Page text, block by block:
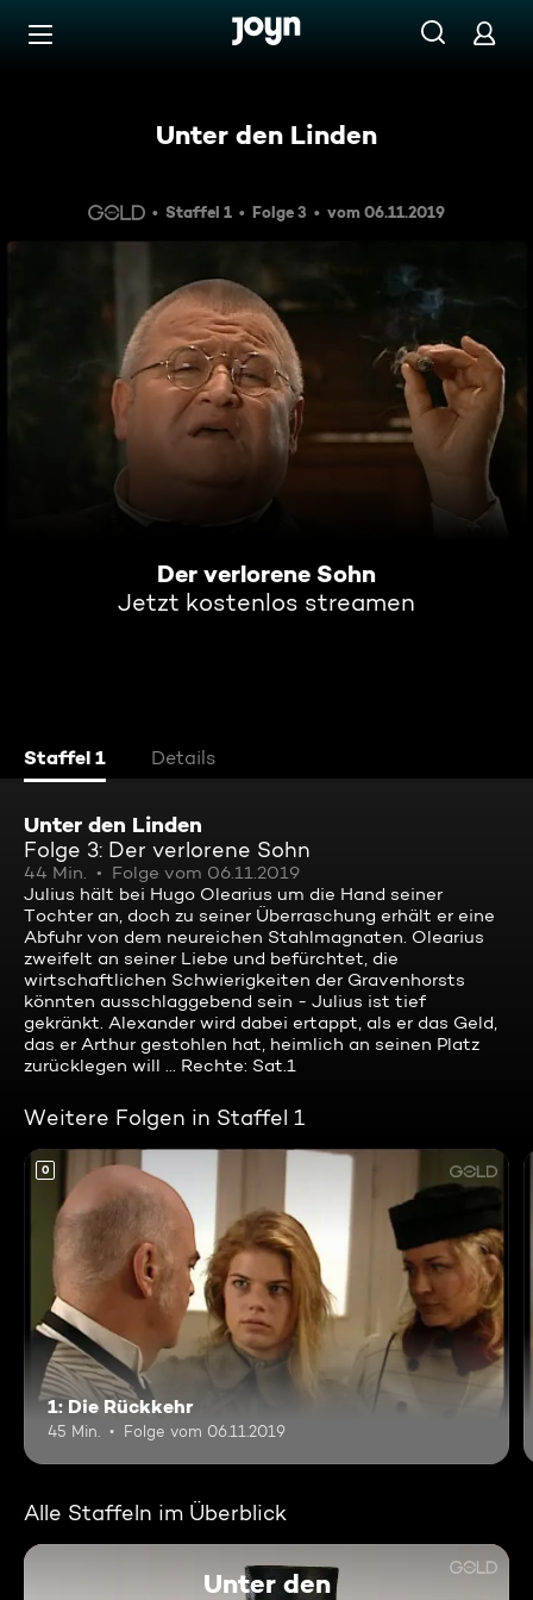
Zum Inhalt springen
Unter den Linden
Staffel 1 Folge 3 vom 06.11.2019
Der verlorene Sohn
Jetzt kostenlos streamen
Staffel 1 Details
Unter den Linden
Folge 3: Der verlorene Sohn
44 Min.
Folge vom 06.11.2019
Julius hält bei Hugo Olearius um die Hand seiner
Tochter an, doch zu seiner Überraschung erhält er eine
Abfuhr von dem neureichen Stahlmagnaten. Olearius
zweifelt an seiner Liebe und befürchtet, die
wirtschaftlichen Schwierigkeiten der Gravenhorsts
könnten ausschlaggebend sein - Julius ist tief
gekränkt. Alexander wird dabei ertappt, als er das Geld,
das er Arthur gestohlen hat, heimlich an seinen Platz
zurücklegen will ... Rechte: Sat.1
Weitere Folgen in Staffel 1
0
1: Die Rückkehr
45 Min. Folge vom 06.11.2019
Alle Staffeln im Überblick
Unter den